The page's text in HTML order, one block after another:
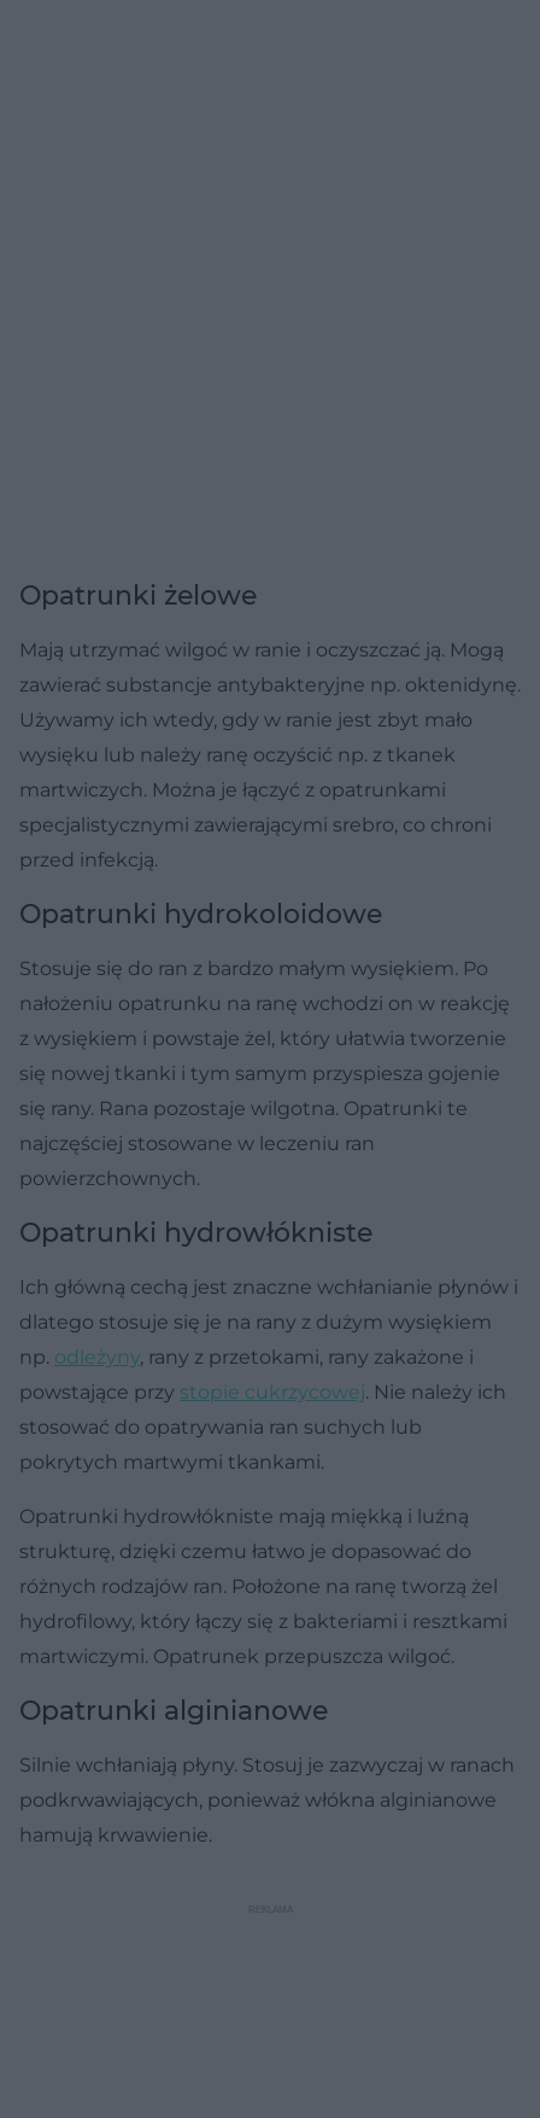
Opatrunki żelowe
Mają utrzymać wilgoć w ranie i oczyszczać ją. Mogą
zawierać substancje antybakteryjne np. oktenidynę.
Używamy ich wtedy, gdy w ranie jest zbyt mało
wysięku lub należy ranę oczyścić np. z tkanek
martwiczych. Można je łączyć z opatrunkami
specjalistycznymi zawierającymi srebro, co chroni
przed infekcją.
Opatrunki hydrokoloidowe
Stosuje się do ran z bardzo małym wysiękiem. Po
nałożeniu opatrunku na ranę wchodzi on w reakcję
z wysiękiem i powstaje żel, który ułatwia tworzenie
się nowej tkanki i tym samym przyspiesza gojenie
się rany. Rana pozostaje wilgotna. Opatrunki te
najczęściej stosowane w leczeniu ran
powierzchownych.
Opatrunki hydrowłókniste
Ich główną cechą jest znaczne wchłanianie płynów i
dlatego stosuje się je na rany z dużym wysiękiem
np. odleżyny, rany z przetokami, rany zakażone i
powstające przy stopie cukrzycowej. Nie należy ich
stosować do opatrywania ran suchych lub
pokrytych martwymi tkankami.
Opatrunki hydrowłókniste mają miękką i luźną
strukturę, dzięki czemu łatwo je dopasować do
różnych rodzajów ran. Położone na ranę tworzą żel
hydrofilowy, który łączy się z bakteriami i resztkami
martwiczymi. Opatrunek przepuszcza wilgoć.
Opatrunki alginianowe
Silnie wchłaniają płyny. Stosuj je zazwyczaj w ranach
podkrwawiających, ponieważ włókna alginianowe
hamują krwawienie.